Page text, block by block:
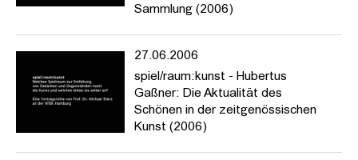
Sammlung (2006)
27.06.2006
spiel/raum:kunst - Hubertus
Gaßner: Die Aktualität des
Schönen in der zeitgenössischen
Kunst (2006)